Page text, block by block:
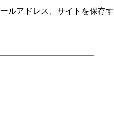
ルアドレス、サイトを保存す